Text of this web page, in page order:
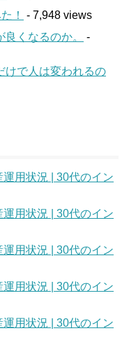
！
- 7,948 views
くなるのか。
-
けで人は変われるの
運用状況 | 30代のイン
運用状況 | 30代のイン
運用状況 | 30代のイン
運用状況 | 30代のイン
運用状況 | 30代のイン